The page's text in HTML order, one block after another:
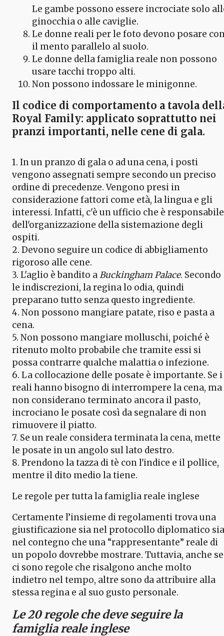
Le gambe possono essere incrociate solo
ginocchia o alle caviglie.
Le donne reali per le foto devono posare
il mento parallelo al suolo.
Le donne della famiglia reale non possono
usare tacchi troppo alti.
Non possono indossare le minigonne.
Il codice di comportamento a tavola
Royal Family: applicato soprattutto nei
pranzi importanti, nelle cene di gala.
1. In un pranzo di gala o ad una cena, i posti
vengono assegnati sempre secondo un preciso
ordine di precedenze. Vengono presi in
considerazione fattori come età, la lingua e gli
interessi. Infatti, c'è un ufficio che è responsabile
dell'organizzazione della sistemazione degli
ospiti.
2. Devono seguire un codice di abbigliamento
rigoroso alle cene.
3. L'aglio è bandito aBuckingham Palace. Secondo
le indiscrezioni, la regina lo odia, quindi
preparano tutto senza questo ingrediente.
4. Non possono mangiare patate, riso e pasta a
cena.
5. Non possono mangiare molluschi, poiché è
ritenuto molto probabile che tramite essi si
possa contrarre qualche malattia o infezione.
6. La collocazione delle posate è importante. Se i
reali hanno bisogno di interrompere la cena, ma
non considerano terminato ancora il pasto,
incrociano le posate così da segnalare di non
rimuovere il piatto.
7. Se un reale considera terminata la cena, mette
le posate in un angolo sul lato destro.
8. Prendono la tazza di tè con l'indice e il pollice,
mentre il dito medio la tiene.
Le regole per tutta la famiglia reale inglese
Certamente l’insieme di regolamenti trova una
giustificazione sia nel protocollo diplomatico sia
nel contegno che una “rappresentante” reale di
un popolo dovrebbe mostrare. Tuttavia, anche se
ci sono regole che risalgono anche molto
indietro nel tempo, altre sono da attribuire alla
stessa regina e al suo gusto personale.
Le 20 regole che deve seguire la
famiglia reale inglese